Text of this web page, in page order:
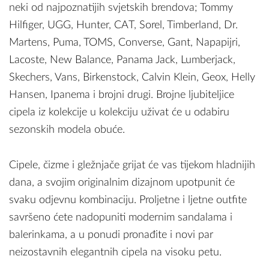
neki od najpoznatijih svjetskih brendova; Tommy
Hilfiger, UGG, Hunter, CAT, Sorel, Timberland, Dr.
Martens, Puma, TOMS, Converse, Gant, Napapijri,
Lacoste, New Balance, Panama Jack, Lumberjack,
Skechers, Vans, Birkenstock, Calvin Klein, Geox, Helly
Hansen, Ipanema i brojni drugi. Brojne ljubiteljice
cipela iz kolekcije u kolekciju uživat će u odabiru
sezonskih modela obuće.
Cipele, čizme i gležnjače grijat će vas tijekom hladnijih
dana, a svojim originalnim dizajnom upotpunit će
svaku odjevnu kombinaciju. Proljetne i ljetne outfite
savršeno ćete nadopuniti modernim sandalama i
balerinkama, a u ponudi pronađite i novi par
neizostavnih elegantnih cipela na visoku petu.